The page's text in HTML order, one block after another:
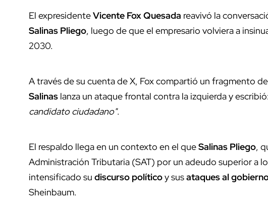
El expresidenteVicente Fox Quesada reavivó la
Salinas Pliego, luego de que el empresario volviera a
2030.
A través de su cuenta de X, Fox compartió un fragmento
Salinas lanza un ataque frontal contra la izquierda y escribió:
candidato ciudadano".
El respaldo llega en un contexto en el queSalinas Pliego,
Administración Tributaria (SAT) por un adeudo superior a
intensificado su discurso políticoy susataques al
Sheinbaum.